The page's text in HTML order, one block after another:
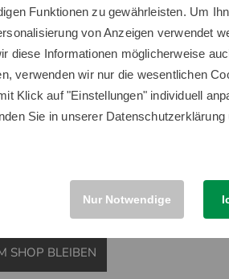
adidas Golf Originals
anderen Land zu befinden.
House Shop wechseln?
SHOP BLEIBEN
Funktionen zu gewährleisten. Um
von Anzeigen verwendet
diese Informationen möglicherweise
verwenden wir nur die wesentlichen
Klick auf "Einstellungen" individuell
Sie in unserer Datenschutzerklärung
Nur Notwendige